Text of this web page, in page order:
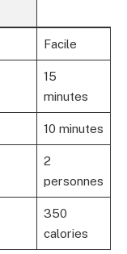
Facile
15
minutes
10 minutes
2
personnes
350
calories